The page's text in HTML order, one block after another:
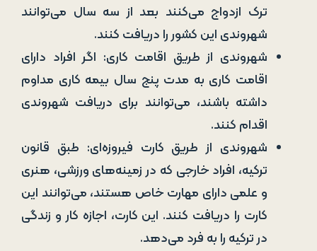
ترک ازدواج می‌کنند بعد از سه سال می‌توانند
شهروندی این کشور را دریافت کنند.
شهروندی از طریق اقامت کاری: اگر افراد دارای
اقامت کاری به مدت پنج سال بیمه کاری مداوم
داشته باشند، می‌توانند برای دریافت شهروندی
اقدام کنند.
شهروندی از طریق کارت فیروزه‌ای: طبق قانون
ترکیه، افراد خارجی که در زمینه‌های ورزشی، هنری
و علمی دارای مهارت خاص هستند، می‌توانند این
کارت را دریافت کنند. این کارت، اجازه کار و زندگی
در ترکیه را به فرد می‌دهد.